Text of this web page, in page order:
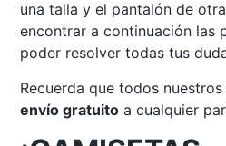
una talla y el pantalón de
encontrar a continuación las
poder resolver todas tus
Recuerda que todos
envío gratuito a cualquier